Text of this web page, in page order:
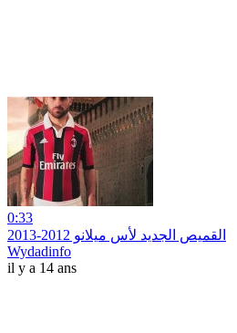
0:33
القميص الجديد لأس ميلانو 2012-2013
Wydadinfo
il y a 14 ans